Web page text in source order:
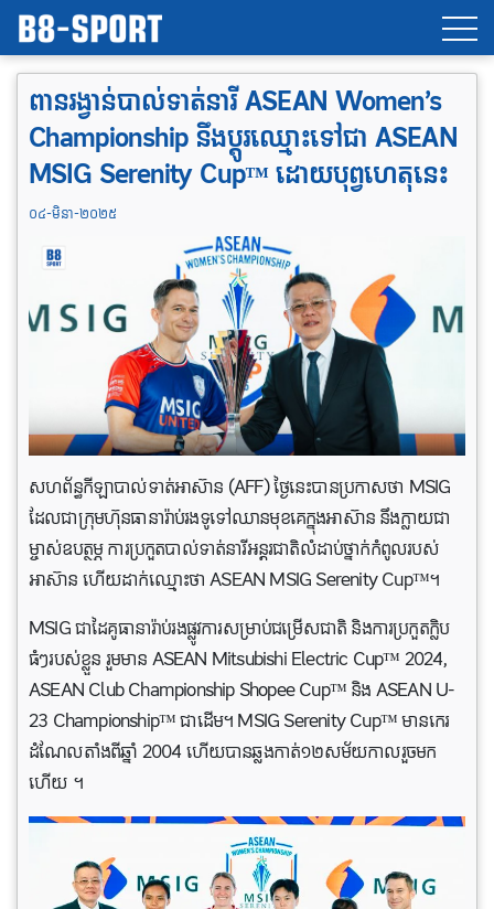
ពានរង្វាន់បាល់ទាត់នារី ASEAN Women’s
Championship នឹងប្ដូរឈ្មោះទៅជា ASEAN
MSIG Serenity Cup™ ដោយបុព្វហេតុនេះ
០៤-មិនា-២០២៥
សហព័ន្ធកីឡាបាល់ទាត់អាស៊ាន (AFF) ថ្ងៃនេះបានប្រកាសថា MSIG
ដែលជាក្រុមហ៊ុនធានារ៉ាប់រងទូទៅឈានមុខគេក្នុងអាស៊ាន នឹងក្លាយជា
ម្ចាស់ឧបត្ថម្ភ ការប្រកួតបាល់ទាត់នារីអន្តរជាតិលំដាប់ថ្នាក់កំពូលរបស់
អាស៊ាន ហើយដាក់ឈ្មោះថា ASEAN MSIG Serenity Cup™។
MSIG ជាដៃគូធានារ៉ាប់រងផ្លូវការសម្រាប់ជម្រើសជាតិ និងការប្រកួតក្លិប
ធំៗរបស់ខ្លួន រួមមាន ASEAN Mitsubishi Electric Cup™ 2024,
ASEAN Club Championship Shopee Cup™ និង ASEAN U-
23 Championship™ ជាដើម។ MSIG Serenity Cup™ មានកេរ
ដំណែលតាំងពីឆ្នាំ 2004 ហើយបានឆ្លងកាត់១២សម័យកាលរួចមក
ហើយ ។